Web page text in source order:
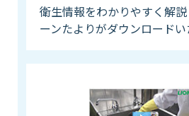
衛生情報をわかりやすく解
ーンたよりがダウンロードい